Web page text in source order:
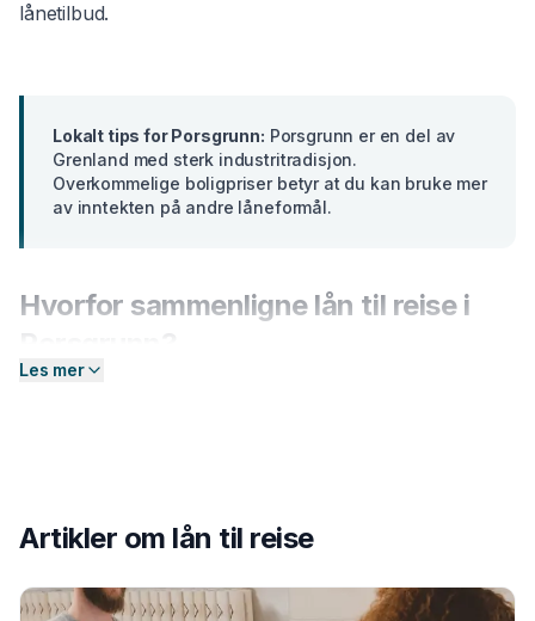
lånetilbud.
Lokalt tips forPorsgrunn: Porsgrunn er en del av
Grenland med sterk industritradisjon.
Overkommelige boligpriser betyr at du kan bruke mer
av inntekten på andre låneformål.
Hvorfor sammenligne lån til reisei
Banker i
sammenligne aktuelle tilbud og finne det som passer
Les mer
Artikler om lån til reise